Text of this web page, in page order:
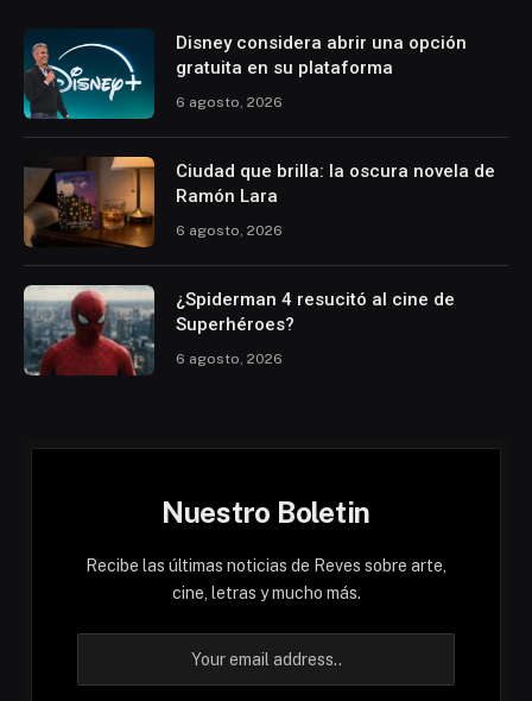
Disney considera abrir una opción
gratuita en su plataforma
6 agosto, 2026
Ciudad que brilla: la oscura novela de
Ramón Lara
6 agosto, 2026
¿Spiderman 4 resucitó al cine de
Superhéroes?
6 agosto, 2026
Nuestro Boletin
Recibe las últimas noticias de Reves sobre arte,
cine, letras y mucho más.